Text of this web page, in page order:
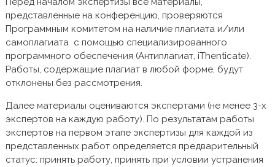
представленные на конференцию, проверяются
Программным комитетом на наличие плагиата и/или
самоплагиата с помощью специализированного
программного обеспечения (Антиплагиат, iThenticate).
Работы, содержащие плагиат в любой форме, будут
отклонены без рассмотрения.
Далее материалы оцениваются экспертами (не менее 3-х
экспертов на каждую работу). По результатам работы
экспертов на первом этапе экспертизы для каждой из
представленных работ определяется предварительный
статус: принять работу, принять при условии устранения